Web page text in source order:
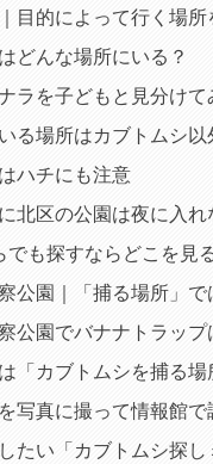
目的によって行く場所
どんな場所にいる？
ラを子どもと見分けて
る場所はカブトムシ以
ハチにも注意
北区の公園は夜に入れ
も探すならどこを見
公園｜「捕る場所」で
公園でバナナトラップ
「カブトムシを捕る
写真に撮って情報館で
たい「カブトムシ探し